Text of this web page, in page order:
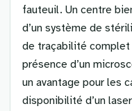
fauteuil. Un centre
d’un système de
de traçabilité complet
présence d’un
un avantage pour les
disponibilité d’un